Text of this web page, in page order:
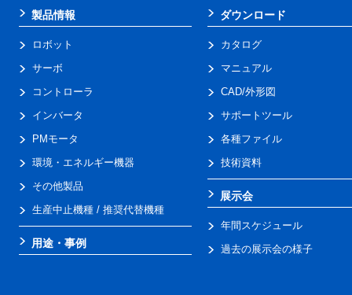
製品情報
ロボット
サーボ
コントローラ
インバータ
PMモータ
環境・エネルギー機器
その他製品
生産中止機種 / 推奨代替機種
用途・事例
ダウンロード
カタログ
マニュアル
CAD/外形図
サポートツール
各種ファイル
技術資料
展示会
年間スケジュール
過去の展示会の様子